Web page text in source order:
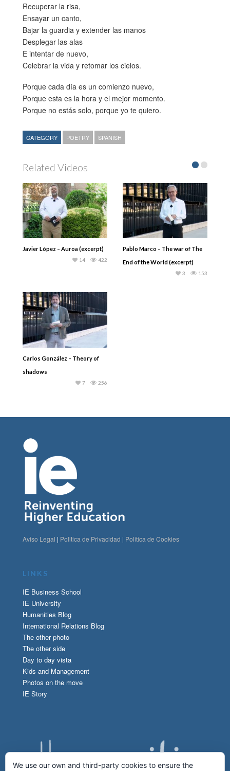
Recuperar la risa,
Ensayar un canto,
Bajar la guardia y extender las manos
Desplegar las alas
E intentar de nuevo,
Celebrar la vida y retomar los cielos.
Porque cada día es un comienzo nuevo,
Porque esta es la hora y el mejor momento.
Porque no estás solo, porque yo te quiero.
CATEGORY POETRY SPANISH
Related Videos
Javier López – Auroa (excerpt)
422
14
Pablo Marco – The war of The
End of the World (excerpt)
153
3
Carlos González – Theory of
shadows
256
7
Aviso Legal | Politica de Privacidad | Politica de Cookies
LINKS
IE Business School
IE University
Humanities Blog
International Relations Blog
The other photo
The other side
Day to day vista
Kids and Management
Photos on the move
IE Story
We use our own and third-party cookies to ensure the